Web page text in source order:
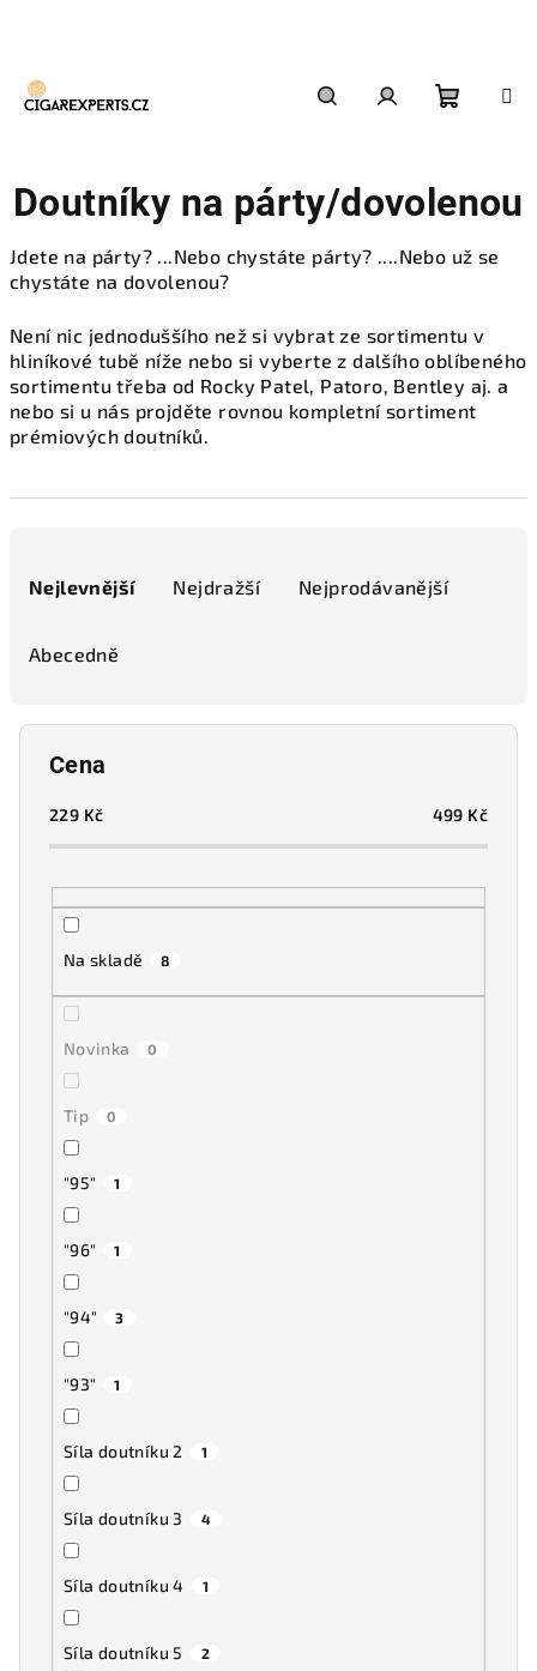
košík
Doutníky na párty/dovolenou
Jdete na párty? ...Nebo chystáte párty? ....Nebo už se
chystáte na dovolenou?
Není nic jednoduššího než si vybrat ze sortimentu v
hliníkové tubě níže nebo si vyberte z dalšího oblíbeného
sortimentu třeba od Rocky Patel, Patoro, Bentley aj. a
nebo si u nás projděte rovnou kompletní sortiment
prémiových doutníků.
Nejlevnější Nejdražší Nejprodávanější
Abecedně
Cena
229 Kč 499 Kč
Na skladě 8
Novinka 0
Tip 0
"95" 1
"96" 1
"94" 3
"93" 1
Síla doutníku 2 1
Síla doutníku 3 4
Síla doutníku 4 1
Síla doutníku 5 2